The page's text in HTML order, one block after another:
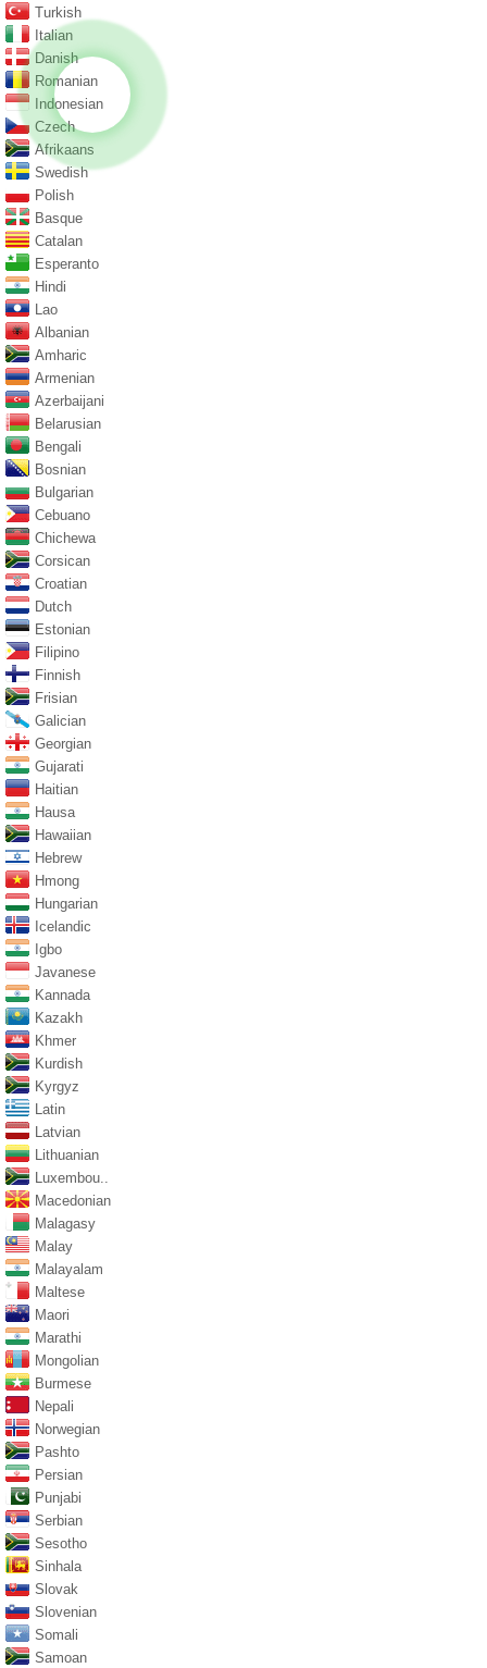
Turkish
Italian
Danish
Romanian
Indonesian
Czech
Afrikaans
Swedish
Polish
Basque
Catalan
Esperanto
Hindi
Lao
Albanian
Amharic
Armenian
Azerbaijani
Belarusian
Bengali
Bosnian
Bulgarian
Cebuano
Chichewa
Corsican
Croatian
Dutch
Estonian
Filipino
Finnish
Frisian
Galician
Georgian
Gujarati
Haitian
Hausa
Hawaiian
Hebrew
Hmong
Hungarian
Icelandic
Igbo
Javanese
Kannada
Kazakh
Khmer
Kurdish
Kyrgyz
Latin
Latvian
Lithuanian
Luxembou..
Macedonian
Malagasy
Malay
Malayalam
Maltese
Maori
Marathi
Mongolian
Burmese
Nepali
Norwegian
Pashto
Persian
Punjabi
Serbian
Sesotho
Sinhala
Slovak
Slovenian
Somali
Samoan